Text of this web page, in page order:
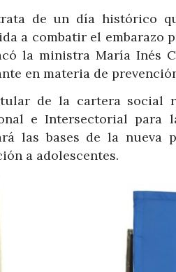
de un día histórico
a combatir el embarazo
la ministra María Inés
en materia de
de la cartera social
e Intersectorial para
las bases de la
a adolescentes.